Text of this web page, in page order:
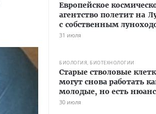
Европейское
агентство полетит на
с собственным
31 июля
БИОЛОГИЯ, БИОТЕХНОЛОГИИ
Старые стволовые
могут снова работать
молодые, но есть нюанс
30 июля